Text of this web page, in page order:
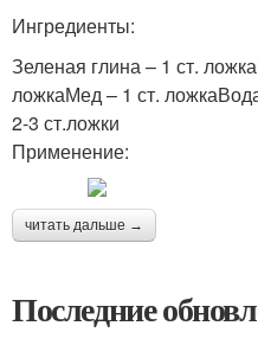
Ингредиенты:
Зеленая глина – 1 ст.
ложкаМед – 1 ст.
2-3 ст.ложки
Применение:
читать дальше →
Последние